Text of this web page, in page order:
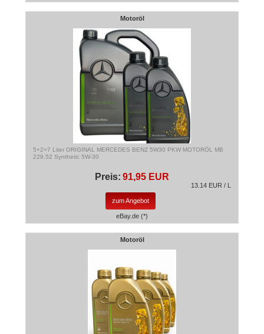
Motoröl
5+2=7 Liter ORIGINAL MERCEDES BENZ 5W30 PKW MOTORÖL MB
229.52 Synthetic 5W-30
Preis: 91,95 EUR
13.14 EUR / L
zum Angebot
eBay.de (*)
Motoröl